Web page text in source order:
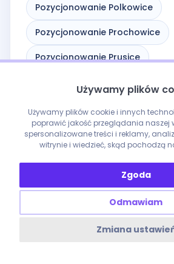
Używamy plików
Używamy plików cookie i innych
poprawić jakość przeglądania naszej
spersonalizowane treści i reklamy,
witrynie i wiedzieć, skąd pochodzą
Zgoda
Odmawiam
Zmiana
Pozycjonowanie Polkowice
Pozycjonowanie Prochowice
Pozycjonowanie Prusice
Pozycjonowanie Radków
Pozycjonowanie Siechnice
Pozycjonowanie Stronie Śląskie
Pozycjonowanie Strzegom
Pozycjonowanie Strzelin